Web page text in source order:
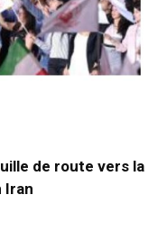
de route vers la
Iran